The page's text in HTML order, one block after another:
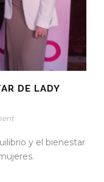
DE LADY
y el bienestar